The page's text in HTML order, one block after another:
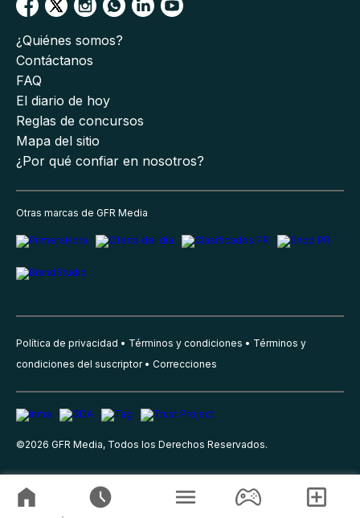
¿Quiénes somos?
Contáctanos
FAQ
El diario de hoy
Reglas de concursos
Mapa del sitio
¿Por qué confiar en nosotros?
Otras marcas de GFR Media
Política de privacidad Términos y condiciones
Términos y
condiciones del suscriptor
Correcciones
©2026 GFR Media, Todos los Derechos Reservados.